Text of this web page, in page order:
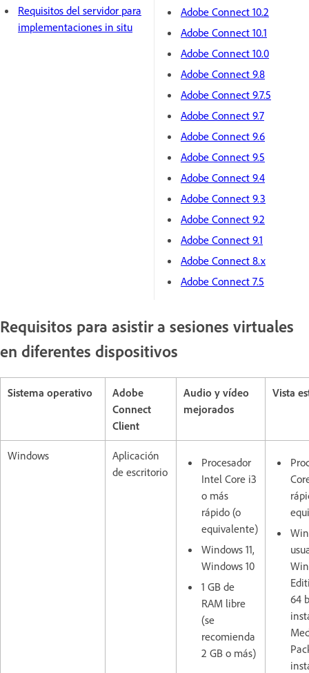
Requisitos del servidor para
implementaciones in situ
Adobe Connect 10.2
Adobe Connect 10.1
Adobe Connect 10.0
Adobe Connect 9.8
Adobe Connect 9.7.5
Adobe Connect 9.7
Adobe Connect 9.6
Adobe Connect 9.5
Adobe Connect 9.4
Adobe Connect 9.3
Adobe Connect 9.2
Adobe Connect 9.1
Adobe Connect 8.x
Adobe Connect 7.5
Requisitos para asistir a sesiones virtuales
en diferentes dispositivos
Sistema operativo
Adobe
Connect
Client
Audio y vídeo
mejorados
Vista
Windows
Aplicación
de escritorio
Procesador
Intel Core i3
o más
rápido (o
equivalente)
Windows 11,
Windows 10
1 GB de
RAM libre
(se
recomienda
2 GB o más)
64